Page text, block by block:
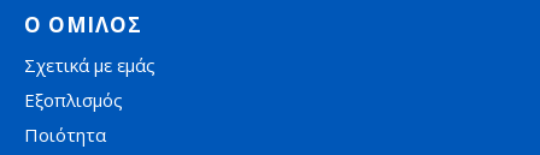
Ο ΟΜΙΛΟΣ
Σχετικά με εμάς
Εξοπλισμός
Ποιότητα